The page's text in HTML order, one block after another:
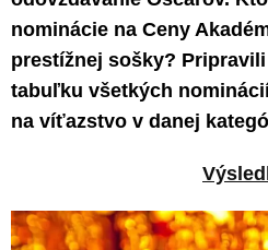
nominácie na Ceny
prestížnej sošky?
tabuľku všetkých
na víťazstvo v danej